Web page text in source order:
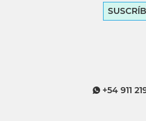
+54 911